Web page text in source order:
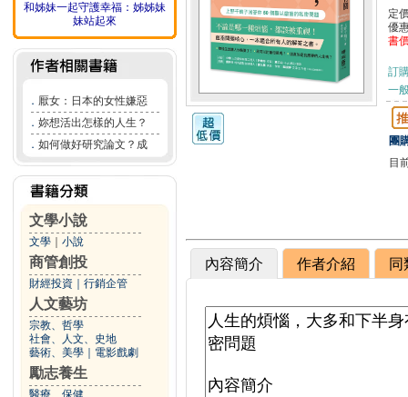
和姊妹一起守護幸福：姊姊妹
妹站起來
． 厭女：日本的女性嫌惡
． 妳想活出怎樣的人生？
． 如何做好研究論文？成
文學小說
文學 小說
商管創投
財經投資 行銷企管
人文藝坊
宗教、哲學
社會、人文、史地
藝術、美學
電影戲劇
勵志養生
醫療、保健
定
優
書
訂
一
團
目
內容簡介 作者介紹 同